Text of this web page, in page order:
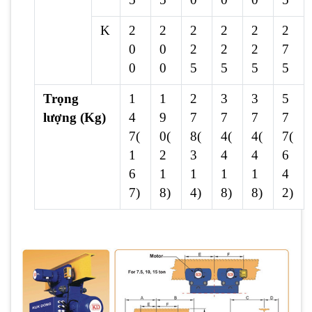
K
2
0
0
2
0
0
2
2
5
2
2
5
2
2
5
2
7
5
Trọng
lượng (Kg)
1
4
7(
1
6
7)
1
9
0(
2
1
8)
2
7
8(
3
1
4)
3
7
4(
4
1
8)
3
7
4(
4
1
8)
5
7
7(
6
4
2)